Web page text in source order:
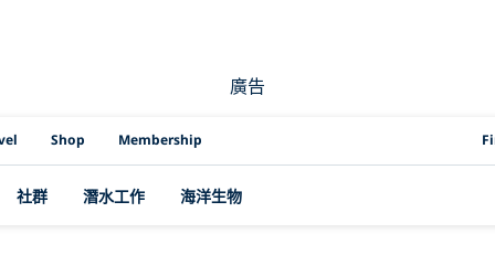
廣告
Shop Membership
社群 潛水工作 海洋生物